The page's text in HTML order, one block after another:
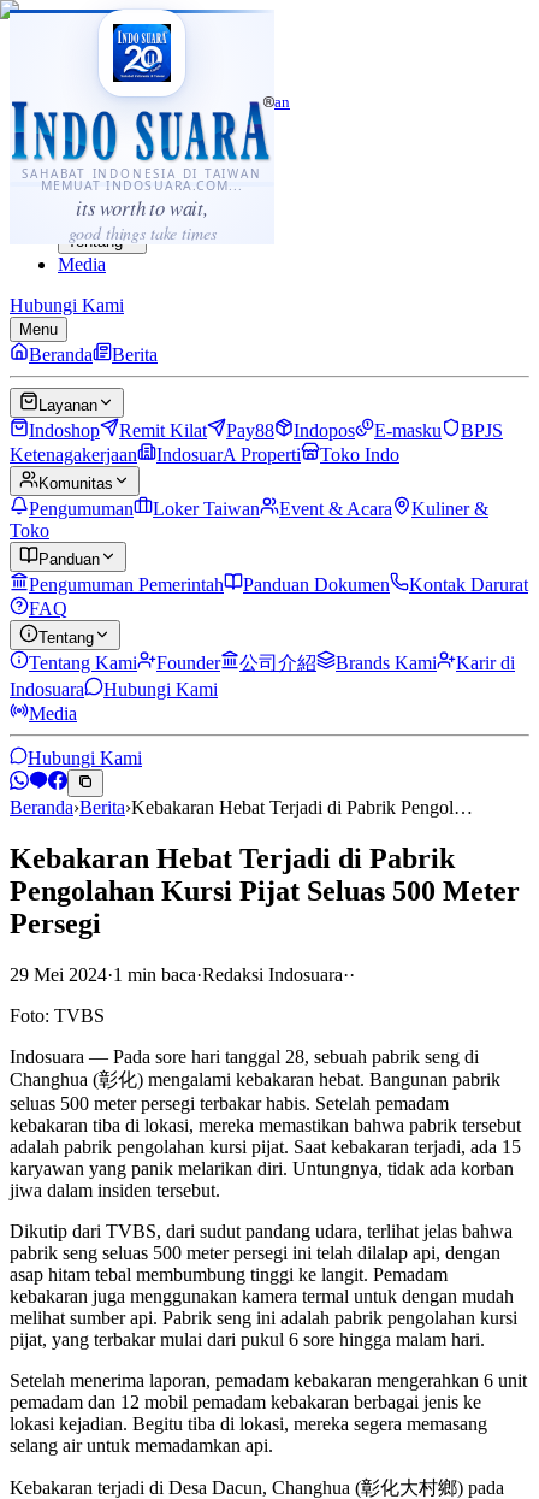
SAHABAT INDONESIA DI TAIWAN
MEMUAT INDOSUARA.COM...
its worth to wait,
good things take times
·...
⌘K
Sahabat Indonesia di Taiwan
Berita
Layanan
Komunitas
Panduan
Tentang
Media
Hubungi Kami
Menu
Beranda Berita
Layanan
Indoshop Remit Kilat Pay88 Indopos E-masku
BPJS
Ketenagakerjaan
IndosuarA Properti Toko Indo
Komunitas
Pengumuman Loker Taiwan Event & Acara
Kuliner &
Toko
Panduan
Pengumuman Pemerintah Panduan Dokumen
Kontak Darurat
FAQ
Tentang
Tentang Kami Founder 公司介紹 Brands Kami
Karir di
Indosuara
Hubungi Kami
Media
Hubungi Kami
Beranda›Berita›Kebakaran Hebat Terjadi di Pabrik Pengol…
Kebakaran Hebat Terjadi di Pabrik
Pengolahan Kursi Pijat Seluas 500 Meter
Persegi
29 Mei 2024·1 min baca·Redaksi Indosuara··
Foto: TVBS
Indosuara — Pada sore hari tanggal 28, sebuah pabrik seng di
Changhua (彰化) mengalami kebakaran hebat. Bangunan pabrik
seluas 500 meter persegi terbakar habis. Setelah pemadam
kebakaran tiba di lokasi, mereka memastikan bahwa pabrik tersebut
adalah pabrik pengolahan kursi pijat. Saat kebakaran terjadi, ada 15
karyawan yang panik melarikan diri. Untungnya, tidak ada korban
jiwa dalam insiden tersebut.
Dikutip dari TVBS, dari sudut pandang udara, terlihat jelas bahwa
pabrik seng seluas 500 meter persegi ini telah dilalap api, dengan
asap hitam tebal membumbung tinggi ke langit. Pemadam
kebakaran juga menggunakan kamera termal untuk dengan mudah
melihat sumber api. Pabrik seng ini adalah pabrik pengolahan kursi
pijat, yang terbakar mulai dari pukul 6 sore hingga malam hari.
Setelah menerima laporan, pemadam kebakaran mengerahkan 6 unit
pemadam dan 12 mobil pemadam kebakaran berbagai jenis ke
lokasi kejadian. Begitu tiba di lokasi, mereka segera memasang
selang air untuk memadamkan api.
Kebakaran terjadi di Desa Dacun, Changhua (彰化大村鄉) pada